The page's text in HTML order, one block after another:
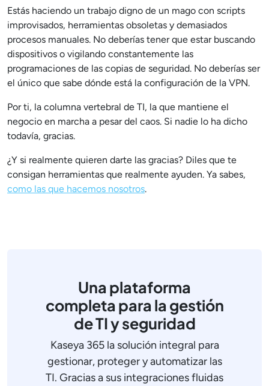
Estás haciendo un trabajo digno de un mago con scripts
improvisados, herramientas obsoletas y demasiados
procesos manuales. No deberías tener que estar buscando
dispositivos o vigilando constantemente las
programaciones de las copias de seguridad. No deberías ser
el único que sabe dónde está la configuración de la VPN.
Por ti, la columna vertebral de TI, la que mantiene el
negocio en marcha a pesar del caos. Si nadie lo ha dicho
todavía, gracias.
¿Y si realmente quieren darte las gracias? Diles que te
consigan herramientas que realmente ayuden. Ya sabes,
como las que hacemos nosotros.
Una plataforma
completa para la gestión
de TI y seguridad
Kaseya 365 la solución integral para
gestionar, proteger y automatizar las
TI. Gracias a sus integraciones fluidas